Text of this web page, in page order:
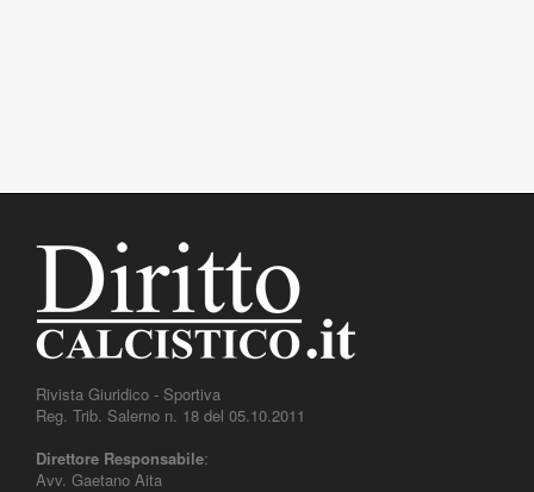
Rivista Giuridico - Sportiva
Reg. Trib. Salerno n. 18 del 05.10.2011
Direttore Responsabile:
Avv. Gaetano Aita